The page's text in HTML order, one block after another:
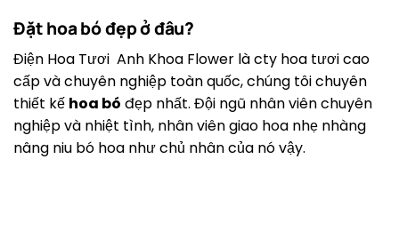
Đặt hoa bó đẹp ở đâu?
Điện Hoa Tươi Anh Khoa Flower là cty hoa tươi cao
cấp và chuyên nghiệp toàn quốc, chúng tôi chuyên
thiết kế hoa bó đẹp nhất. Đội ngũ nhân viên chuyên
nghiệp và nhiệt tình, nhân viên giao hoa nhẹ nhàng
nâng niu bó hoa như chủ nhân của nó vậy.